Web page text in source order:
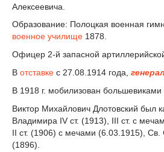
Алексеевича.
Образование: Полоцкая военная
военное училище 1878.
Офицер 2-й запасной
В отставке с 27.08.1914 года,
В 1918 г. мобилизован большевиками
Виктор Михайлович Длотовский был
Владимира IV ст. (1913), III ст. с
II ст. (1906) с мечами (6.03.1915), Св.
(1896).